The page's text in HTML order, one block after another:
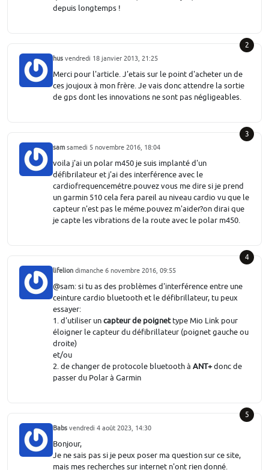
depuis longtemps !
2
hus vendredi 18 janvier 2013, 21:25
Merci pour l'article. J'etais sur le point d'acheter un de
ces joujoux à mon frère. Je vais donc attendre la sortie
de gps dont les innovations ne sont pas négligeables.
3
sam samedi 5 novembre 2016, 18:04
voila j'ai un polar m450 je suis implanté d'un
défibrilateur et j'ai des interférence avec le
cardiofrequencemétre.pouvez vous me dire si je prend
un garmin 510 cela fera pareil au niveau cardio vu que le
capteur n'est pas le méme.pouvez m'aider?on dirai que
je capte les vibrations de la route avec le polar m450.
4
lifelion dimanche 6 novembre 2016, 09:55
@sam: si tu as des problèmes d'interférence entre une
ceinture cardio bluetooth et le défibrillateur, tu peux
essayer:
1. d'utiliser uncapteur de poignettype Mio Link pour
éloigner le capteur du défibrillateur (poignet gauche ou
droite)
et/ou
2. de changer de protocole bluetooth àANT+donc de
passer du Polar à Garmin
5
Babs vendredi 4 août 2023, 14:30
Bonjour,
Je ne sais pas si je peux poser ma question sur ce site,
mais mes recherches sur internet n'ont rien donné.